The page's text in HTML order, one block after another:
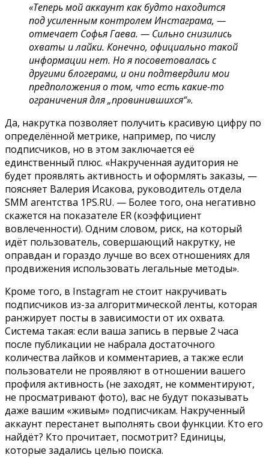
«Теперь мой аккаунт как будто находится
под усиленным контролем Инстаграма, —
отмечает Софья Гаева. — Сильно снизились
охваты и лайки. Конечно, официально такой
информации нет. Но я посоветовалась с
другими блогерами, и они подтвердили мои
предположения о том, что есть какие-то
ограничения для „провинившихся“».
Да, накрутка позволяет получить красивую цифру по
определённой метрике, например, по числу
подписчиков, но в этом заключается её
единственный плюс. «Накрученная аудитория не
будет проявлять активность и оформлять заказы, —
поясняет Валерия Исакова, руководитель отдела
SMM агентства 1PS.RU. — Более того, она негативно
скажется на показателе ER (коэффициент
вовлеченности). Одним словом, риск, на который
идёт пользователь, совершающий накрутку, не
оправдан и гораздо лучше во всех отношениях для
продвижения использовать легальные методы».
Кроме того, в Instagram не стоит накручивать
подписчиков из-за алгоритмической ленты, которая
ранжирует посты в зависимости от их охвата.
Система такая: если ваша запись в первые 2 часа
после публикации не набрала достаточного
количества лайков и комментариев, а также если
пользователи не проявляют в отношении вашего
профиля активность (не заходят, не комментируют,
не просматривают фото), вас не будут показывать
даже вашим «живым» подписчикам. Накрученный
аккаунт перестанет выполнять свои функции. Кто его
найдёт? Кто прочитает, посмотрит? Единицы,
которые задались целью поиска.